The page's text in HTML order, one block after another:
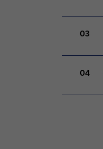
03
04